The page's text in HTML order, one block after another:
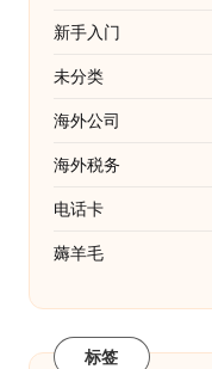
新手入门
未分类
海外公司
海外税务
电话卡
薅羊毛
标签